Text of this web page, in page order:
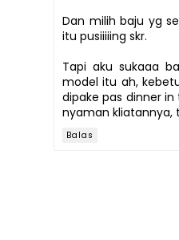
Dan milih baju yg
itu pusiiiiing skr.
Tapi aku sukaaa
model itu ah,
dipake pas dinner
nyaman kliatannya,
Balas